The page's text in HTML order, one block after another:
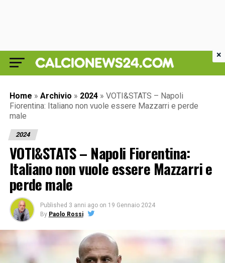
Home » Archivio » 2024 » VOTI&STATS – Napoli
Fiorentina: Italiano non vuole essere Mazzarri e perde
male
2024
VOTI&STATS – Napoli Fiorentina:
Italiano non vuole essere Mazzarri e
perde male
Published 3 anni ago on 19 Gennaio 2024
By Paolo Rossi
×